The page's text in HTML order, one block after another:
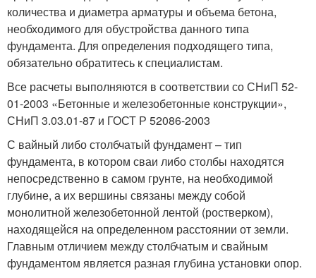
количества и диаметра арматуры и объема бетона,
необходимого для обустройства данного типа
фундамента. Для определения подходящего типа,
обязательно обратитесь к специалистам.
Все расчеты выполняются в соответствии со СНиП 52-
01-2003 «Бетонные и железобетонные конструкции»,
СНиП 3.03.01-87 и ГОСТ Р 52086-2003
С вайный либо столбчатый фундамент – тип
фундамента, в котором сваи либо столбы находятся
непосредственно в самом грунте, на необходимой
глубине, а их вершины связаны между собой
монолитной железобетонной лентой (ростверком),
находящейся на определенном расстоянии от земли.
Главным отличием между столбчатым и свайным
фундаментом является разная глубина установки опор.